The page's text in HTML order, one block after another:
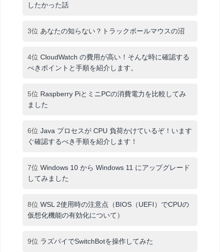
したかった話
3位 あなたの知らない？トラックボールマウスの沼
4位 CloudWatch の費用が高い！そんな時に確認する
べきポイントと手順を紹介します。
5位 Raspberry PiとミニPCの消費電力を比較してみ
ました
6位 Java プロセスが CPU 負荷かけているぞ！います
ぐ確認するべき手順を紹介します！
7位 Windows 10 から Windows 11 にアップグレード
してみました
8位 WSL 2使用時の注意点（BIOS（UEFI）でCPUの
仮想化機能の有効化について）
9位 ラズパイでSwitchBotを操作してみた